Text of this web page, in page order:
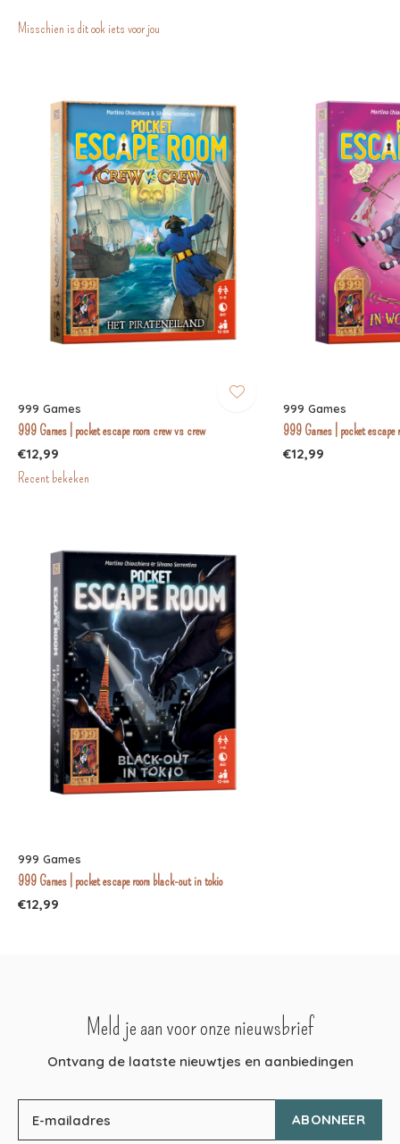
Misschien is dit ook iets voor jou
999 Games
999 Games | pocket escape room crew vs crew
€12,99
999 Games
999 Games | pocket escape
€12,99
Recent bekeken
999 Games
999 Games | pocket escape room black-out in tokio
€12,99
Meld je aan voor onze nieuwsbrief
Ontvang de laatste nieuwtjes en aanbiedingen
ABONNEER